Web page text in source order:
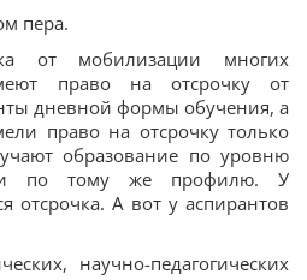
пера.
от мобилизации многих
право на отсрочку от
дневной формы обучения, а
право на отсрочку только
образование по уровню
и по тому же профилю. У
отсрочка. А вот у аспирантов
научно-педагогических